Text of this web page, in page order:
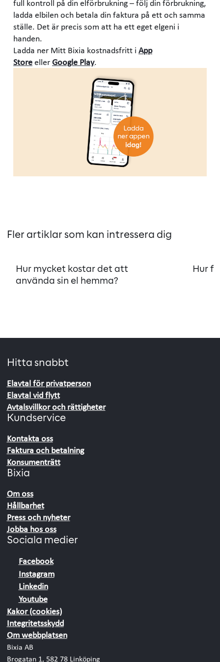
full kontroll på din elförbrukning – följ din förbrukning,
ladda elbilen och betala din faktura på ett och samma
ställe. Det är precis som att ha ett eget elgeni i
handen.
Ladda ner Mitt Bixia kostnadsfritt i App
Store eller Google Play.
Fler artiklar som kan intressera dig
Hur mycket kostar det att
använda sin el hemma?
Hur
Hitta snabbt
Elavtal för privatperson
Elavtal vid flytt
Avtalsvillkor och rättigheter
Kundservice
Kontakta oss
Faktura och betalning
Konsumenträtt
Bixia
Om oss
Hållbarhet
Press och nyheter
Jobba hos oss
Sociala medier
Facebook
Instagram
Linkedin
Youtube
Kakor (cookies)
Integritetsskydd
Om webbplatsen
Bixia AB
Brogatan 1, 582 78 Linköping